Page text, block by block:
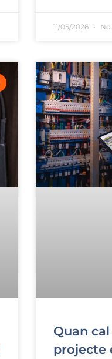
11/05/2026
Quan
projecte